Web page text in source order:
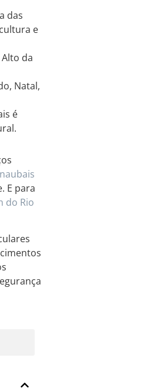
das
e
da
Natal,
é
E para
do Rio